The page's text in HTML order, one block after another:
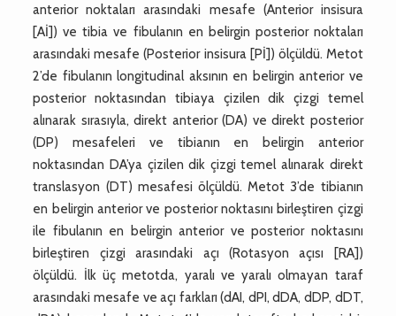
anterior noktaları arasındaki mesafe (Anterior insisura
[Aİ]) ve tibia ve fibulanın en belirgin posterior noktaları
arasındaki mesafe (Posterior insisura [Pİ]) ölçüldü. Metot
2’de fibulanın longitudinal aksının en belirgin anterior ve
posterior noktasından tibiaya çizilen dik çizgi temel
alınarak sırasıyla, direkt anterior (DA) ve direkt posterior
(DP) mesafeleri ve tibianın en belirgin anterior
noktasından DA’ya çizilen dik çizgi temel alınarak direkt
translasyon (DT) mesafesi ölçüldü. Metot 3’de tibianın
en belirgin anterior ve posterior noktasını birleştiren çizgi
ile fibulanın en belirgin anterior ve posterior noktasını
birleştiren çizgi arasındaki açı (Rotasyon açısı [RA])
ölçüldü. İlk üç metotda, yaralı ve yaralı olmayan taraf
arasındaki mesafe ve açı farkları (dAI, dPI, dDA, dDP, dDT,